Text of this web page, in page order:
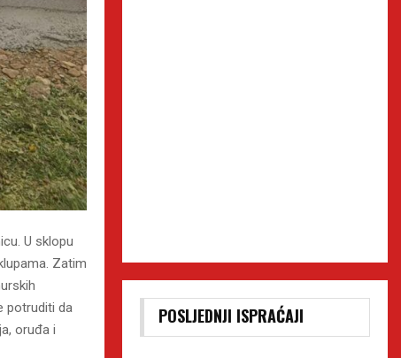
U sklopu
Zatim
potruditi da
oruđa i
POSLJEDNJI ISPRAĆAJI